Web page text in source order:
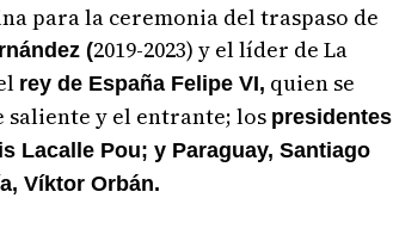
para la ceremonia del traspaso de
(2019-2023) y el líder de La
rey de España Felipe VI, quien se
saliente y el entrante; los presidentes
Lacalle Pou; y Paraguay, Santiago
Víktor Orbán.